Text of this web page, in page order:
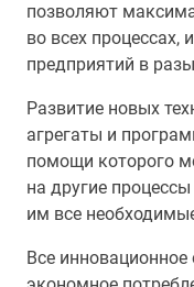
позволяют
во всех процессах,
предприятий в
Развитие новых
агрегаты и
помощи которого
на другие
им все
Все